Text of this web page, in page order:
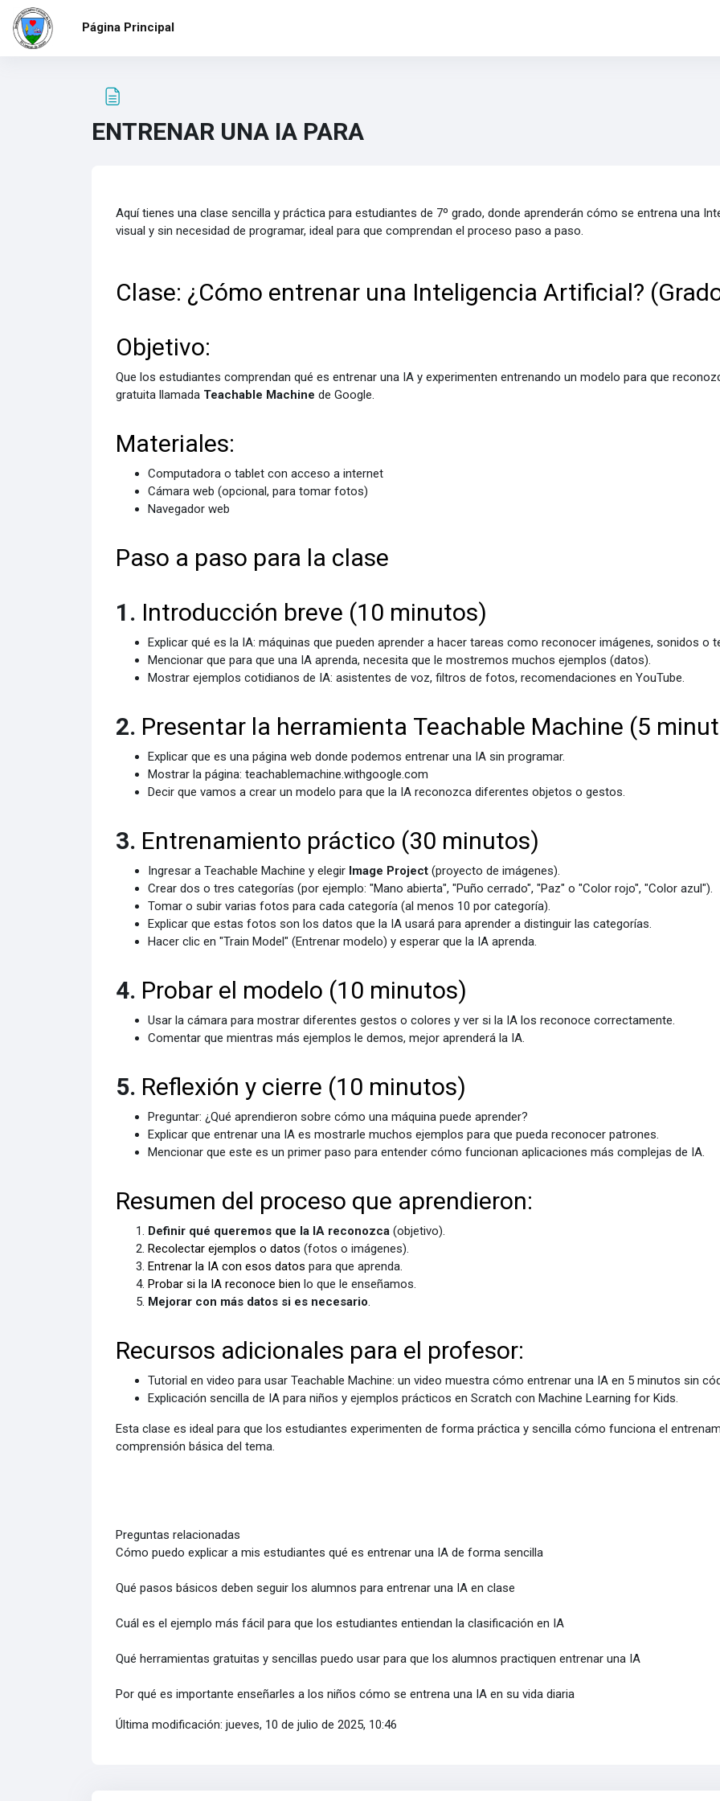
Salta al contenido principal
Página Principal
ENTRENAR UNA IA PARA
Aquí tienes una clase sencilla y práctica para estudiantes de 7º grado, donde aprenderán cómo se entrena una
visual y sin necesidad de programar, ideal para que comprendan el proceso paso a paso.
Clase: ¿Cómo entrenar una Inteligencia Artificial?
Objetivo:
Que los estudiantes comprendan qué es entrenar una IA y experimenten entrenando un modelo para que
gratuita llamada Teachable Machine de Google.
Materiales:
Computadora o tablet con acceso a internet
Cámara web (opcional, para tomar fotos)
Navegador web
Paso a paso para la clase
1. Introducción breve (10 minutos)
Explicar qué es la IA: máquinas que pueden aprender a hacer tareas como reconocer imágenes, sonidos o
Mencionar que para que una IA aprenda, necesita que le mostremos muchos ejemplos (datos).
Mostrar ejemplos cotidianos de IA: asistentes de voz, filtros de fotos, recomendaciones en YouTube.
2. Presentar la herramienta Teachable Machine (5
Explicar que es una página web donde podemos entrenar una IA sin programar.
Mostrar la página: teachablemachine.withgoogle.com
Decir que vamos a crear un modelo para que la IA reconozca diferentes objetos o gestos.
3. Entrenamiento práctico (30 minutos)
Ingresar a Teachable Machine y elegir Image Project(proyecto de imágenes).
Crear dos o tres categorías (por ejemplo: "Mano abierta", "Puño cerrado", "Paz" o "Color rojo", "Color azul").
Tomar o subir varias fotos para cada categoría (al menos 10 por categoría).
Explicar que estas fotos son los datos que la IA usará para aprender a distinguir las categorías.
Hacer clic en "Train Model" (Entrenar modelo) y esperar que la IA aprenda.
4. Probar el modelo (10 minutos)
Usar la cámara para mostrar diferentes gestos o colores y ver si la IA los reconoce correctamente.
Comentar que mientras más ejemplos le demos, mejor aprenderá la IA.
5. Reflexión y cierre (10 minutos)
Preguntar: ¿Qué aprendieron sobre cómo una máquina puede aprender?
Explicar que entrenar una IA es mostrarle muchos ejemplos para que pueda reconocer patrones.
Mencionar que este es un primer paso para entender cómo funcionan aplicaciones más complejas de IA.
Resumen del proceso que aprendieron:
Definir qué queremos que la IA reconozca(objetivo).
Recolectar ejemplos o datos (fotos o imágenes).
Entrenar la IA con esos datos para que aprenda.
Probar si la IA reconoce bien lo que le enseñamos.
Mejorar con más datos si es necesario.
Recursos adicionales para el profesor:
Tutorial en video para usar Teachable Machine: un video muestra cómo entrenar una IA en 5 minutos sin
Explicación sencilla de IA para niños y ejemplos prácticos en Scratch con Machine Learning for Kids.
Esta clase es ideal para que los estudiantes experimenten de forma práctica y sencilla cómo funciona el
comprensión básica del tema.
Preguntas relacionadas
Cómo puedo explicar a mis estudiantes qué es entrenar una IA de forma sencilla
Qué pasos básicos deben seguir los alumnos para entrenar una IA en clase
Cuál es el ejemplo más fácil para que los estudiantes entiendan la clasificación en IA
Qué herramientas gratuitas y sencillas puedo usar para que los alumnos practiquen entrenar una IA
Por qué es importante enseñarles a los niños cómo se entrena una IA en su vida diaria
Última modificación: jueves, 10 de julio de 2025, 10:46